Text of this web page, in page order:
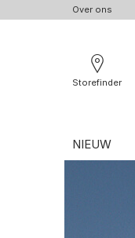
Over ons
Storefinder
NIEUW